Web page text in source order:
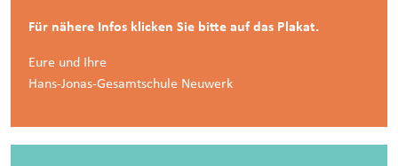
Für nähere Infos klicken Sie bitte auf das Plakat.
Eure und Ihre
Hans-Jonas-Gesamtschule Neuwerk